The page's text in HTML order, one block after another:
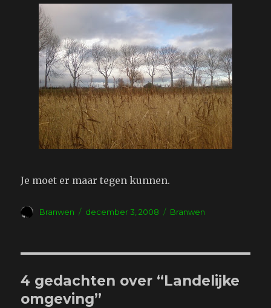
Je moet er maar tegen kunnen.
Auteur
Branwen
Geplaatst
december 3, 2008 Tags
Branwen
4 gedachten over “Landelijke
omgeving”